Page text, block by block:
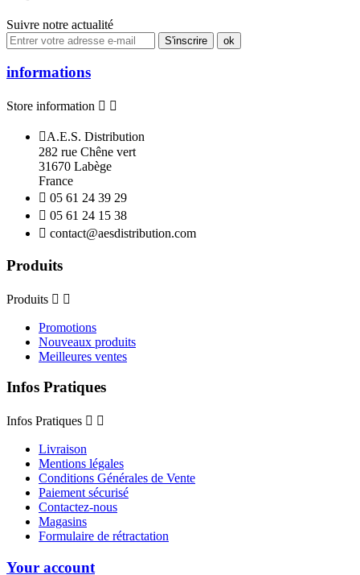
Suivre notre actualité
informations
Store information  
A.E.S. Distribution
282 rue Chêne vert
31670 Labège
France
 05 61 24 39 29
 05 61 24 15 38
 contact@aesdistribution.com
Produits
Produits  
Promotions
Nouveaux produits
Meilleures ventes
Infos Pratiques
Infos Pratiques  
Livraison
Mentions légales
Conditions Générales de Vente
Paiement sécurisé
Contactez-nous
Magasins
Formulaire de rétractation
Your account